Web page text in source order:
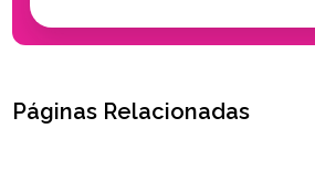
Páginas Relacionadas